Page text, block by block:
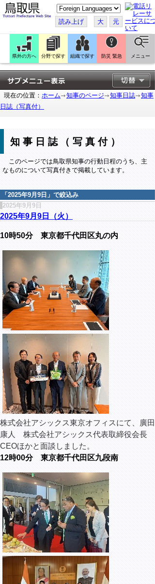
こ
の
ペ
ー
ジ
翻
訳
す
る
読み上げ 大 元
県外の方へ 分野で探す 組織で探す 防災 緊急 メニュー
現在の位置： ホーム 知事のページ 知事日誌
知事
日誌（写真付）
知事日誌（写真付）
このページでは鳥取県知事の行動日程のうち、主
なものについて写真付きで掲載しています。
「 2025年9月9日 」で絞込み
2025年9月9日
2025年9月9日（火）
10時50分 東京都千代田区丸の内
株式会社アシックス東京オフィスにて、廣田
康人 株式会社アシックス代表取締役会長
CEOほかと面談しました。
12時00分 東京都千代田区九段南